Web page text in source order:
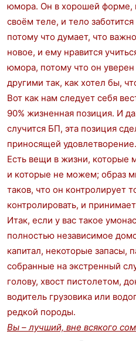
юмора. Он в хорошей форме,
своём теле, и тело
потому что думает, что
новое, и ему нравится
юмора, потому что он
другими так, как хотел бы,
Вот как нам следует себя
90% жизненная позиция. И
случится БП, эта позиция
приносящей удовлетворение.
Есть вещи в жизни, которые
и которые не можем; образ
таков, что он контролирует
контролировать, и
Итак, если у вас такое
полностью независимое
капитал, некоторые запасы,
собранные на экстренный
голову, хвост пистолетом,
водитель грузовика или
редкой породы.
Вы – лучший, вне всякого